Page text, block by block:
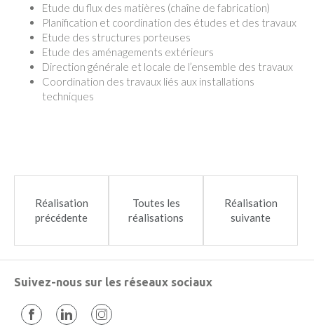
Etude du flux des matières (chaîne de fabrication)
Planification et coordination des études et des travaux
Etude des structures porteuses
Etude des aménagements extérieurs
Direction générale et locale de l’ensemble des travaux
Coordination des travaux liés aux installations
techniques
Réalisation
précédente
Toutes les
réalisations
Réalisation
suivante
Suivez-nous sur les réseaux sociaux